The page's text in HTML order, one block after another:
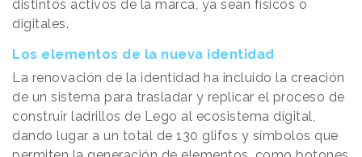
distintos activos de la marca, ya sean físicos o
digitales.
Los elementos de la nueva identidad
La renovación de la identidad ha incluido la creación
de un sistema para trasladar y replicar el proceso de
construir ladrillos de Lego al ecosistema digital,
dando lugar a un total de 130 glifos y símbolos que